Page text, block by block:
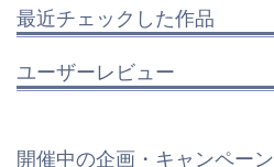
最近チェックした作品
ユーザーレビュー
開催中の企画・キャンペーン